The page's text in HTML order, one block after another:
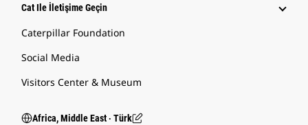
Cat Ile İletişime Geçin
Caterpillar Foundation
Social Media
Visitors Center & Museum
Africa, Middle East ‧ Türk